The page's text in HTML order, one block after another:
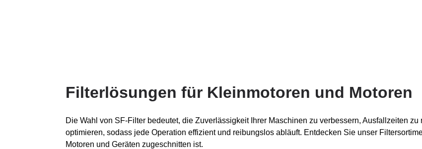
Filterlösungen für Kleinmotoren und Motoren
Die Wahl von SF-Filter bedeutet, die Zuverlässigkeit Ihrer Maschinen zu verbessern, Ausfallzeiten
optimieren, sodass jede Operation effizient und reibungslos abläuft. Entdecken Sie unser
Motoren und Geräten zugeschnitten ist.